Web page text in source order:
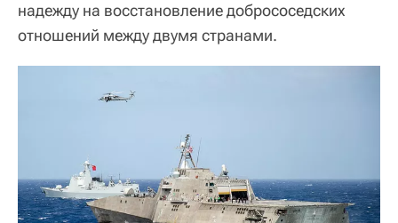
надежду на восстановление добрососедских
отношений между двумя странами.